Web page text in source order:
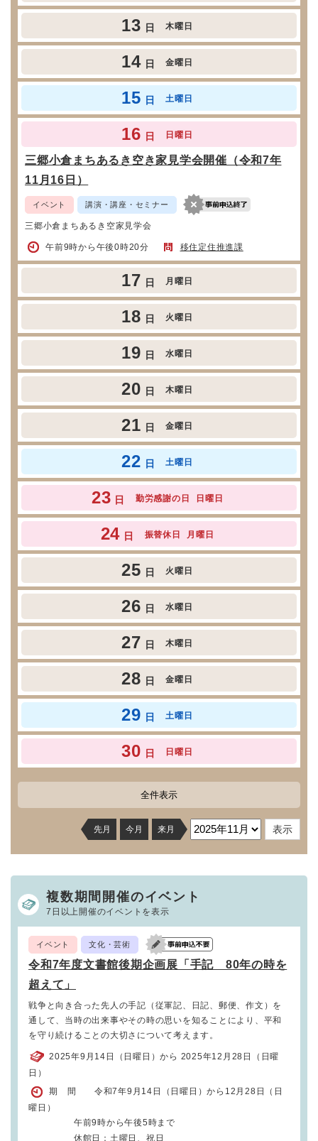
13 日 木曜日
14 日 金曜日
15 日 土曜日
16 日 日曜日
三郷小倉まちあるき空き家見学会開催（令和7年
11月16日）
イベント 講演・講座・セミナー
三郷小倉まちあるき空家見学会
午前9時から午後0時20分 移住定住推進課
17 日 月曜日
18 日 火曜日
19 日 水曜日
20 日 木曜日
21 日 金曜日
22 日 土曜日
23 日 勤労感謝の日 日曜日
24 日 振替休日 月曜日
25 日 火曜日
26 日 水曜日
27 日 木曜日
28 日 金曜日
29 日 土曜日
30 日 日曜日
全件表示
先月 今月 来月
複数期間開催のイベント
7日以上開催のイベントを表示
イベント 文化・芸術
令和7年度文書館後期企画展「手記 80年の時を
超えて」
戦争と向き合った先人の手記（従軍記、日記、郵便、作文）を
通して、当時の出来事やその時の思いを知ることにより、平和
を守り続けることの大切さについて考えます。
2025年9月14日（日曜日）から 2025年12月28日（日曜
日）
期 間 令和7年9月14日（日曜日）から12月28日（日
曜日）
午前9時から午後5時まで
休館日：土曜日、祝日